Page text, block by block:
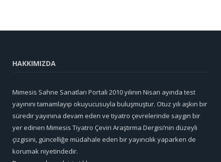
HAKKIMIZDA
Mimesis Sahne Sanatları Portali 2010 yılının Nisan ayında test
yayınını tamamlayıp okuyucusuyla buluşmuştur. Otuz yılı aşkın bir
süredir yayınına devam eden ve tiyatro çevrelerinde saygın bir
yer edinen Mimesis Tiyatro Çeviri Araştırma Dergisi’nin düzeyli
çizgisini, güncelliğe müdahale eden bir yayıncılık yaparken de
korumak niyetindedir.